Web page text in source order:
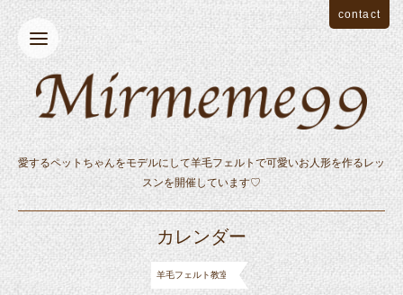
愛するペットちゃんをモデルにして羊毛フェルトで可愛いお人形を作るレッ
スンを開催しています♡
contact
カレンダー
羊毛フェルト教室